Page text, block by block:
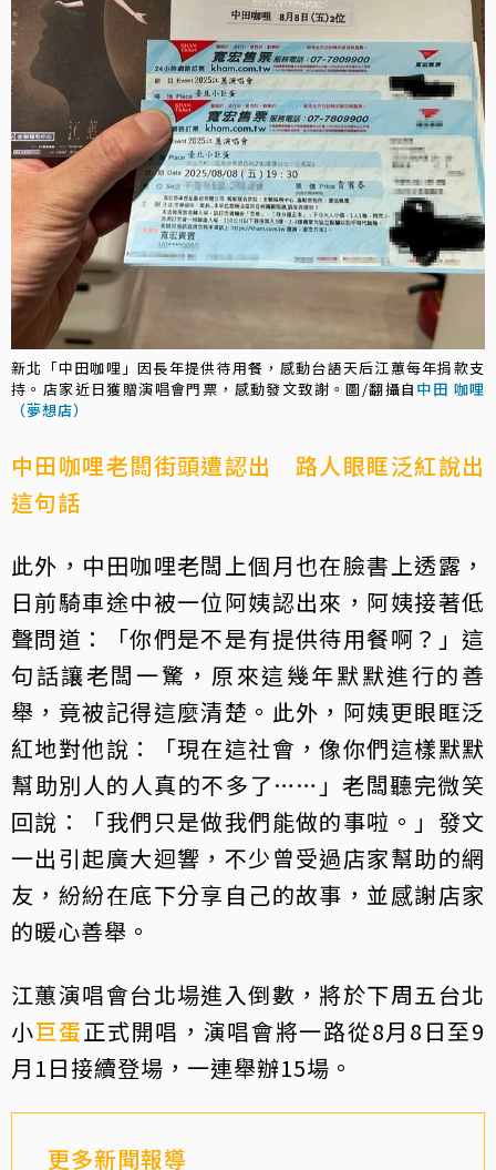
新北「中田咖哩」因長年提供待用餐，感動台語天后江蕙每年捐款支
持。店家近日獲贈演唱會門票，感動發文致謝。圖/翻攝自 中田 咖哩
（夢想店）
中田咖哩老闆街頭遭認出 路人眼眶泛紅說出
這句話
此外，中田咖哩老闆上個月也在臉書上透露，
日前騎車途中被一位阿姨認出來，阿姨接著低
聲問道：「你們是不是有提供待用餐啊？」這
句話讓老闆一驚，原來這幾年默默進行的善
舉，竟被記得這麼清楚。此外，阿姨更眼眶泛
紅地對他說：「現在這社會，像你們這樣默默
幫助別人的人真的不多了……」老闆聽完微笑
回說：「我們只是做我們能做的事啦。」發文
一出引起廣大迴響，不少曾受過店家幫助的網
友，紛紛在底下分享自己的故事，並感謝店家
的暖心善舉。
江蕙演唱會台北場進入倒數，將於下周五台北
小巨蛋正式開唱，演唱會將一路從8月8日至9
月1日接續登場，一連舉辦15場。
更多新聞報導